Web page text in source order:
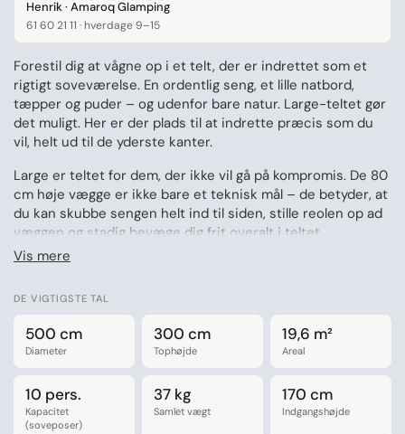
Henrik · Amaroq Glamping
61 60 21 11 · hverdage 9–15
Vis mere
Forestil dig at vågne op i et telt, der er indrettet som et
rigtigt soveværelse. En ordentlig seng, et lille natbord,
tæpper og puder – og udenfor bare natur. Large-teltet gør
det muligt. Her er der plads til at indrette præcis som du
vil, helt ud til de yderste kanter.
Large er teltet for dem, der ikke vil gå på kompromis. De 80
cm høje vægge er ikke bare et teknisk mål – de betyder, at
du kan skubbe sengen helt ind til siden, stille reolen op ad
væggen og stadig bevæge dig frit overalt i teltet.
Fremstillet i Amaroqs åndbare bomuldsblanding og med
80 cm høje vægge – indrét helt ud til kanterne og
Markant mere ståhøjde langs siderne sammenlignet
med lavere modeller
DE VIGTIGSTE TAL
500 cm
Diameter
300 cm
Tophøjde
19,6 m²
Areal
10 pers.
Kapacitet
(soveposer)
37 kg
Samlet vægt
170 cm
Indgangshøjde